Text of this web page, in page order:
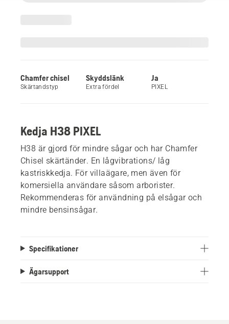
Chamfer chisel
Skärtandstyp
Skyddslänk
Extra fördel
Ja
PIXEL
Kedja H38 PIXEL
H38 är gjord för mindre sågar och har Chamfer
Chisel skärtänder. En lågvibrations/ låg
kastriskkedja. För villaägare, men även för
komersiella användare såsom arborister.
Rekommenderas för användning på elsågar och
mindre bensinsågar.
Specifikationer
Ägarsupport